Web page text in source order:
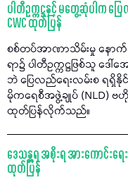
ပါတီဥက္ကဋ္ဌနှင့် မတွေ့ဆုံပါက ပ
CWC ထုတ်ပြန်
စစ်တပ်အာဏာသိမ်းမှု နောက်ဆ
ရာ၌ ပါတီဥက္ကဋ္ဌဖြစ်သူ ဒေ
ဘဲ ပြေလည်ရေးလမ်းစ ရရှိ
မိုကရေစီအဖွဲ့ချုပ် (NLD)
ထုတ်ပြန်လိုက်သည်။
ဒေသန္တရ အစိုးရ အားကောင်း
ထုတ်ပြန်